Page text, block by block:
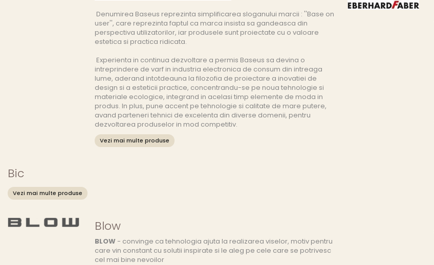
Denumirea Baseus reprezinta simplificarea sloganului marcii : ''Base on
user'', care reprezinta faptul ca marca insista sa gandeasca din
perspectiva utilizatorilor, iar produsele sunt proiectate cu o valoare
estetica si practica ridicata.
Experienta in continua dezvoltare a permis Baseus sa devina o
intreprindere de varf in industria electronica de consum din intreaga
lume, aderand intotdeauna la filozofia de proiectare a inovatiei de
design si a esteticii practice, concentrandu-se pe noua tehnologie si
materiale ecologice, integrand in acelasi timp elemente de moda in
produs. In plus, pune accent pe tehnologie si calitate de mare putere,
avand parteneri tehnici de excelenta din diverse domenii, pentru
dezvoltarea produselor in mod competitiv.
Vezi mai multe produse
Bic
Vezi mai multe produse
Blow
BLOW- convinge ca tehnologia ajuta la realizarea viselor, motiv pentru
care vin constant cu solutii inspirate si le aleg pe cele care se potrivesc
cel mai bine nevoilor